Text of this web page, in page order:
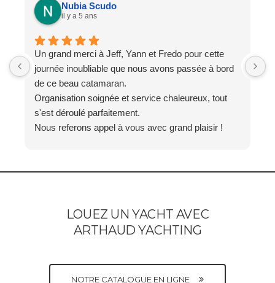
Nubia Scudo
il y a 5 ans
Un grand merci à Jeff, Yann et Fredo pour cette
journée inoubliable que nous avons passée à bord
de ce beau catamaran.
Organisation soignée et service chaleureux, tout
s'est déroulé parfaitement.
Nous referons appel à vous avec grand plaisir !
LOUEZ UN YACHT AVEC
ARTHAUD YACHTING
NOTRE CATALOGUE EN LIGNE